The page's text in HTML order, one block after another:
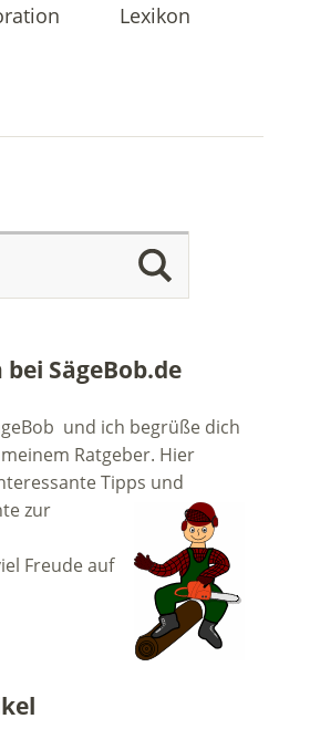
Lexikon
SägeBob.de
und ich begrüße dich
Ratgeber. Hier
Tipps und
zur
Freude auf